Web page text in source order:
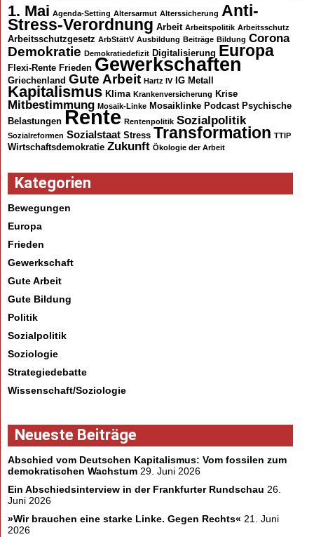
1. Mai Agenda-Setting Altersarmut Alterssicherung Anti-
Stress-Verordnung Arbeit Arbeitspolitik Arbeitsschutz
Arbeitsschutzgesetz ArbStättV Ausbildung Beiträge Bildung Corona
Demokratie Demokratiedefizit Digitalisierung Europa
Flexi-Rente Frieden Gewerkschaften
Griechenland Gute Arbeit Hartz IV IG Metall
Kapitalismus Klima Krankenversicherung Krise
Mitbestimmung Mosaik-Linke Mosaiklinke Podcast Psychische
Belastungen Rente Rentenpolitik Sozialpolitik
Sozialreformen Sozialstaat Stress Transformation TTIP
Wirtschaftsdemokratie Zukunft Ökologie der Arbeit
Kategorien
Bewegungen
Europa
Frieden
Gewerkschaft
Gute Arbeit
Gute Bildung
Politik
Sozialpolitik
Soziologie
Strategiedebatte
Wissenschaft/Soziologie
Neueste Beiträge
Abschied vom Deutschen Kapitalismus: Vom fossilen zum
demokratischen Wachstum 29. Juni 2026
Ein Abschiedsinterview in der Frankfurter Rundschau 26.
Juni 2026
»Wir brauchen eine starke Linke. Gegen Rechts« 21. Juni
2026